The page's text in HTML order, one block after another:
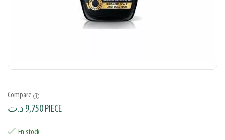
Compare
9,750د.ت PIECE
En stock